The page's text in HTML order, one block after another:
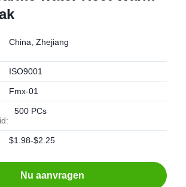
China, Zhejiang
ISO9001
Fmx-01
500 PCs
$1.98-$2.25
Nu aanvragen